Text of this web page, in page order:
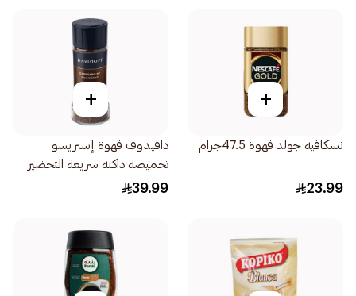
+
نسكافيه جولد قهوة 47.5جرام
23.99
+
دافيدوف قهوة إسبريسو
تحميصه داكنه سريعة التحضير
100جرام
39.99